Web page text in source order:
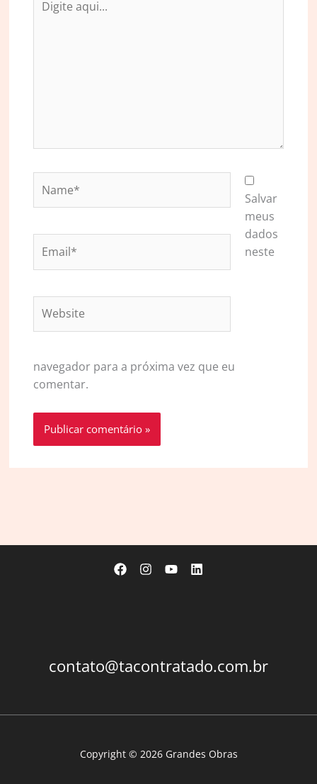
aqui...
Salvar
meus
dados
neste
navegador para a próxima vez que eu
comentar.
contato@tacontratado.com.br
Copyright © 2026 Grandes Obras